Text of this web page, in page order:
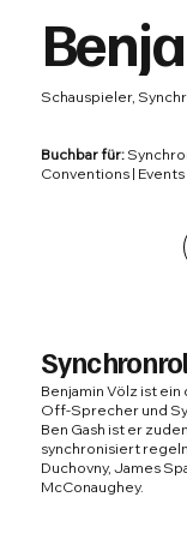
Schauspieler,
Buchbar für:
Conventions | Events
Benjamin Völz ist
Off-Sprecher und
Ben Gash ist er
synchronisiert
Duchovny, James
McConaughey.